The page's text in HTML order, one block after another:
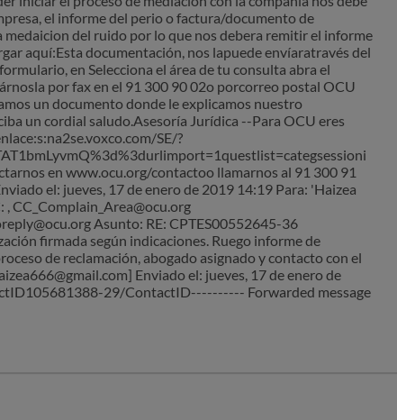
el informe del perio o factura/documento de
del ruido por lo que nos debera remitir el informe
aquí:Esta documentación, nos lapuede envíaratravés del
en Selecciona el área de tu consulta abra el
por fax en el 91 300 90 02o porcorreo postal OCU
un documento donde le explicamos nuestro
un cordial saludo.Asesoría Jurídica --Para OCU eres
SE/?
en www.ocu.org/contactoo llamarnos al 91 300 91
el: jueves, 17 de enero de 2019 14:19 Para: 'Haizea
, CC_Complain_Area@ocu.org
Asunto: RE: CPTES00552645-36
firmada según indicaciones. Ruego informe de
de reclamación, abogado asignado y contacto con el
Enviado el: jueves, 17 de enero de
29/ContactID---------- Forwarded message